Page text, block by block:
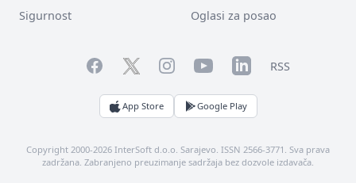
Sigurnost Oglasi za posao
FacebookTwitterInstagramYouTubeLinkedInRSS
App Store Google Play
Copyright 2000-2026 InterSoft d.o.o. Sarajevo. ISSN 2566-3771. Sva prava
zadržana. Zabranjeno preuzimanje sadržaja bez dozvole izdavača.